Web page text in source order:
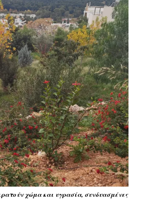
χώμα και υγρασία, συνδυασμένες